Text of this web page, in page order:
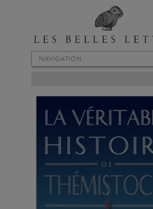
NAVIGATION